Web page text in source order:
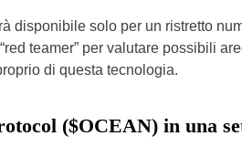
disponibile solo per un ristretto
teamer” per valutare possibili
di questa tecnologia.
($OCEAN) in una